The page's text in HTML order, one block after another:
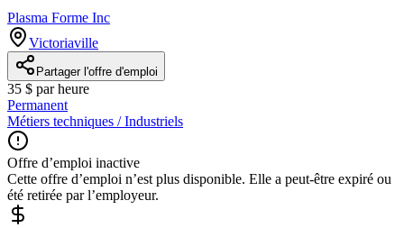
Plasma Forme Inc
Victoriaville
Partager l'offre d'emploi
35 $ par heure
Permanent
Métiers techniques / Industriels
Offre d’emploi inactive
Cette offre d’emploi n’est plus disponible. Elle a peut-être expiré ou
été retirée par l’employeur.